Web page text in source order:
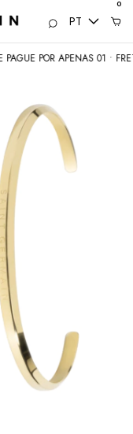
PT
0
POR APENAS 01 •